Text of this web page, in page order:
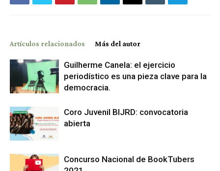
Artículos relacionados Más del autor
Guilherme Canela: el ejercicio
periodístico es una pieza clave para la
democracia.
Coro Juvenil BIJRD: convocatoria
abierta
Concurso Nacional de BookTubers